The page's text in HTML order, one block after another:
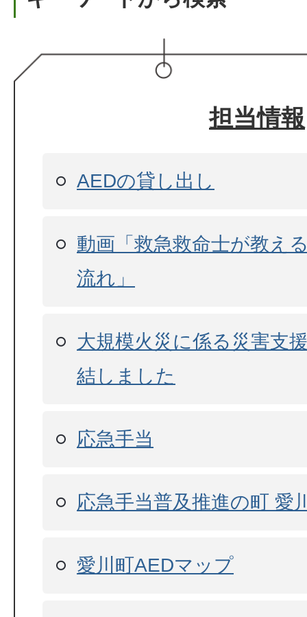
担当情報
AEDの貸し出し
動画「救急救命士が教え
流れ」
大規模火災に係る災害支
結しました
応急手当
応急手当普及推進の町 愛
愛川町AEDマップ